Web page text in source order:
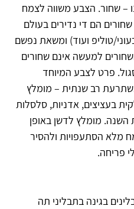
– שחור. הצבע משווה לצמח
הם די נדירים בעולם
טוליפ ועוד) ומשאת נפשם
למעשה אינם שחורים
פרט לצבע המיוחד
רב שנתית – מומלץ
בעציצים, אדניות, סלסלות
השנה. מומלץ לדשן באופן
מלא הסתעפויות ולהסיר
פריחה.
בגינה בתבליני תה